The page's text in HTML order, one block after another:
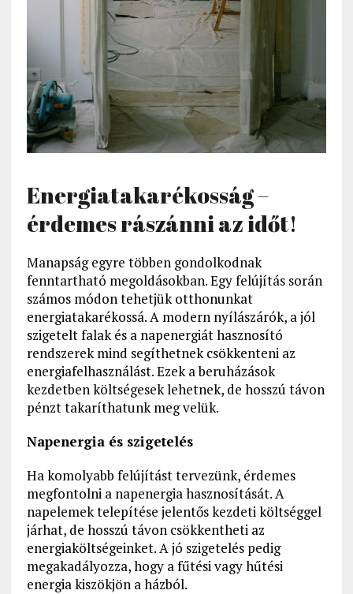
Energiatakarékosság –
érdemes rászánni az időt!
Manapság egyre többen gondolkodnak
fenntartható megoldásokban. Egy felújítás során
számos módon tehetjük otthonunkat
energiatakarékossá. A modern nyílászárók, a jól
szigetelt falak és a napenergiát hasznosító
rendszerek mind segíthetnek csökkenteni az
energiafelhasználást. Ezek a beruházások
kezdetben költségesek lehetnek, de hosszú távon
pénzt takaríthatunk meg velük.
Napenergia és szigetelés
Ha komolyabb felújítást tervezünk, érdemes
megfontolni a napenergia hasznosítását. A
napelemek telepítése jelentős kezdeti költséggel
járhat, de hosszú távon csökkentheti az
energiaköltségeinket. A jó szigetelés pedig
megakadályozza, hogy a fűtési vagy hűtési
energia kiszökjön a házból.